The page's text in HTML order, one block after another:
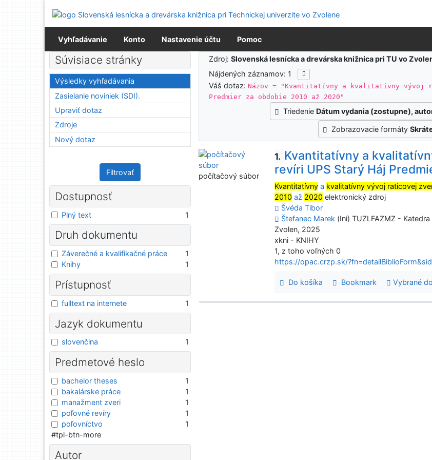
Prejsť na menu
Prehlásenie o webovej prístupnosti
Vyhľadávanie Konto Nastavenie účtu Pomoc
Výsledky vyhľadávania
Zdroj:Slovenská lesnícka a drevárska knižnica pri TU vo
Nájdených záznamov: 1
Váš dotaz:Názov = "Kvantitatívny a kvalitatívny vývoj
Predmier za obdobie 2010 až 2020"
Triedenie Dátum vydania (zostupne),
Zobrazovacie formáty
1. Kvantitatívny a
revíri UPS Starý Háj
Kvantitatívny a kvalitatívny vývoj raticovej
2010 až 2020 elektronický zdroj
Švéda Tibor
Štefanec Marek (Iní) TUZLFAZMZ -
Zvolen, 2025
xkni - KNIHY
1, z toho voľných 0
https://opac.crzp.sk/
Do košíka Bookmark Vybrané
počítačový súbor
Súvisiace stránky
Výsledky vyhľadávania
Zasielanie noviniek (SDI).
Upraviť dotaz
Zdroje
Nový dotaz
Filtrovať
Dostupnosť
Plný text 1
Druh dokumentu
Záverečné a kvalifikačné práce
1
Knihy
1
Prístupnosť
fulltext na internete 1
Jazyk dokumentu
slovenčina 1
Predmetové heslo
bachelor theses
1
bakalárske práce
1
manažment zveri
1
poľovné revíry
1
poľovníctvo
1
#tpl-btn-more
Autor